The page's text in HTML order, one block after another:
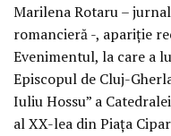
Marilena Rotaru –
romancieră -, apariție
Evenimentul, la care a
Episcopul de Cluj-
Iuliu Hossu” a
al XX-lea din Piața